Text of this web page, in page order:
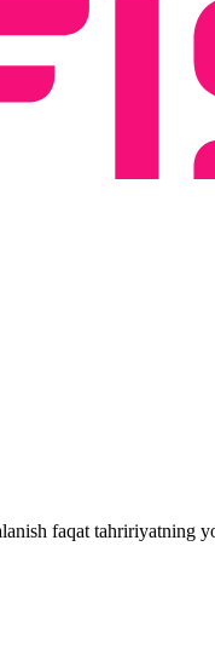
faqat tahririyatning